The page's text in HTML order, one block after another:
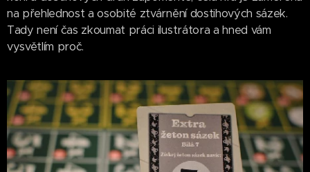
na přehlednost a osobité ztvárnění dostihových sázek.
Tady není čas zkoumat práci ilustrátora a hned vám
vysvětlím proč.